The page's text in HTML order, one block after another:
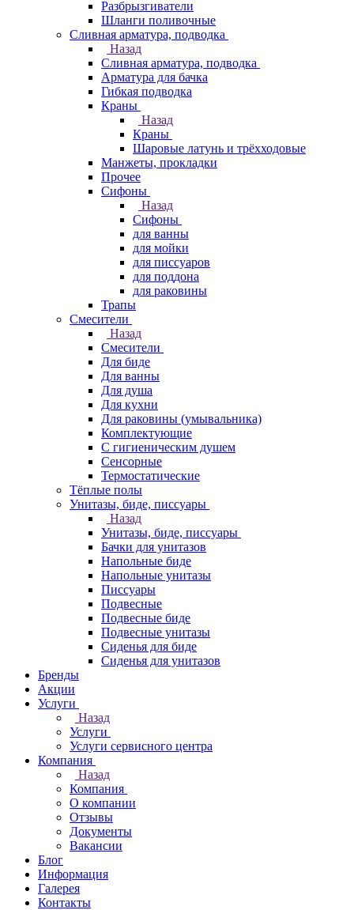
Разбрызгиватели
Шланги поливочные
Сливная арматура, подводка
Назад
Сливная арматура, подводка
Арматура для бачка
Гибкая подводка
Краны
Назад
Краны
Шаровые латунь и трёхходовые
Манжеты, прокладки
Прочее
Сифоны
Назад
Сифоны
для ванны
для мойки
для писсуаров
для поддона
для раковины
Трапы
Смесители
Назад
Смесители
Для биде
Для ванны
Для душа
Для кухни
Для раковины (умывальника)
Комплектующие
С гигиеническим душем
Сенсорные
Термостатические
Тёплые полы
Унитазы, биде, писсуары
Назад
Унитазы, биде, писсуары
Бачки для унитазов
Напольные биде
Напольные унитазы
Писсуары
Подвесные
Подвесные биде
Подвесные унитазы
Сиденья для биде
Сиденья для унитазов
Бренды
Акции
Услуги
Назад
Услуги
Услуги сервисного центра
Компания
Назад
Компания
О компании
Отзывы
Документы
Вакансии
Блог
Информация
Галерея
Контакты